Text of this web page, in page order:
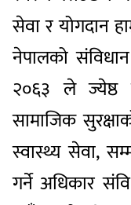
सेवा र योगदान
नेपालको
२०६३ ले ज्येष्ठ
सामाजिक
स्वास्थ्य सेवा,
गर्ने अधिकार